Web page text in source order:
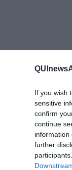
If you wish
sensitive
confirm
continue
information
further